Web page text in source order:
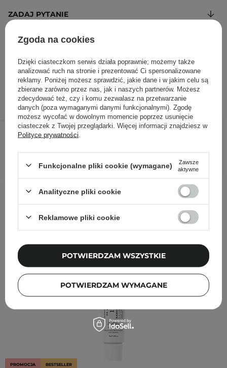
193,80 zł 204,00 zł /szt.
ZADAJ PYTANIE
Zestaw zawiera krem regenerujący oraz krem łagodzący
387,60 zł /100 ml, w tym VAT
ID towaru: 27274
Inni klienci sprawdzali również
PROMOCJA BESTSELLER
Zgoda na cookies
Dzięki ciasteczkom serwis działa poprawnie; możemy także
analizować ruch na stronie i prezentować Ci spersonalizowane
reklamy. Poniżej możesz sprawdzić, jakie dane i w jakim celu są
zbierane zarówno przez nas, jak i naszych partnerów. Możesz
zdecydować też, czy i komu zezwalasz na przetwarzanie
danych (poza wymaganymi danymi funkcjonalnymi). Zgodę
możesz wycofać w dowolnym momencie poprzez usunięcie
ciasteczek z Twojej przeglądarki. Więcej informacji znajdziesz w
Polityce prywatności
Funkcjonalne pliki cookie (wymagane)
Zawsze
aktywne
Analityczne pliki cookie
Reklamowe pliki cookie
POTWIERDZAM WYMAGANE
POTWIERDZAM WSZYSTKIE